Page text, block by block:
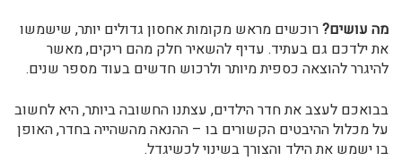
מה עושים?רוכשים מראש מקומות אחסון גדולים יותר, שישמשו
את ילדכם גם בעתיד. עדיף להשאיר חלק מהם ריקים, מאשר
להיגרר להוצאה כספית מיותר ולרכוש חדשים בעוד מספר שנים.
בבואכם לעצב את חדר הילדים, עצתנו החשובה ביותר, היא לחשוב
על מכלול ההיבטים הקשורים בו – ההנאה מהשהייה בחדר, האופן
בו ישמש את הילד והצורך בשינוי לכשיגדל.